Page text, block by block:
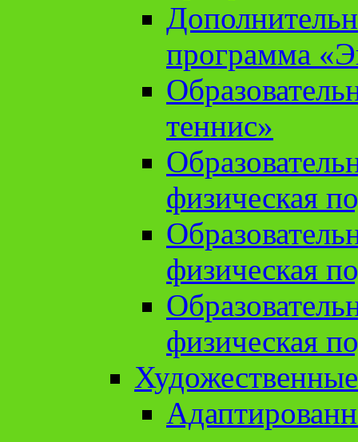
программа
теннис»
физическая
физическая
физическая
Художественные